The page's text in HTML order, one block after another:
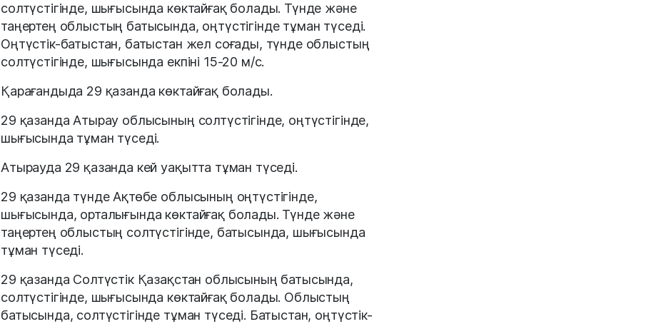
солтүстігінде, шығысында көктайғақ болады. Түнде және
таңертең облыстың батысында, оңтүстігінде тұман түседі.
Оңтүстік-батыстан, батыстан жел соғады, түнде облыстың
солтүстігінде, шығысында екпіні 15-20 м/с.
Қарағандыда 29 қазанда көктайғақ болады.
29 қазанда Атырау облысының солтүстігінде, оңтүстігінде,
шығысында тұман түседі.
Атырауда 29 қазанда кей уақытта тұман түседі.
29 қазанда түнде Ақтөбе облысының оңтүстігінде,
шығысында, орталығында көктайғақ болады. Түнде және
таңертең облыстың солтүстігінде, батысында, шығысында
тұман түседі.
29 қазанда Солтүстік Қазақстан облысының батысында,
солтүстігінде, шығысында көктайғақ болады. Облыстың
батысында, солтүстігінде тұман түседі. Батыстан, оңтүстік-